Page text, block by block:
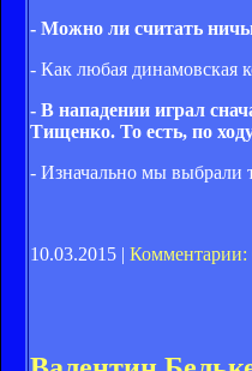
- Можно ли считать
- Как любая динамовская
- В нападении играл
Тищенко. То есть, по
- Изначально мы выбрали
10.03.2015 | Комментарии: